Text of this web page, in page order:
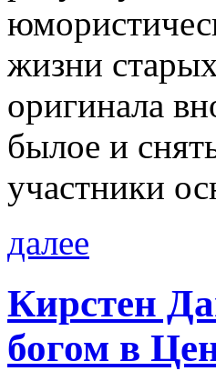
жизни
оригинала
былое и
участники
далее
Кирстен
богом в